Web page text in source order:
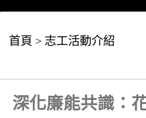
首頁 > 志工活動介紹
深化廉能共識：